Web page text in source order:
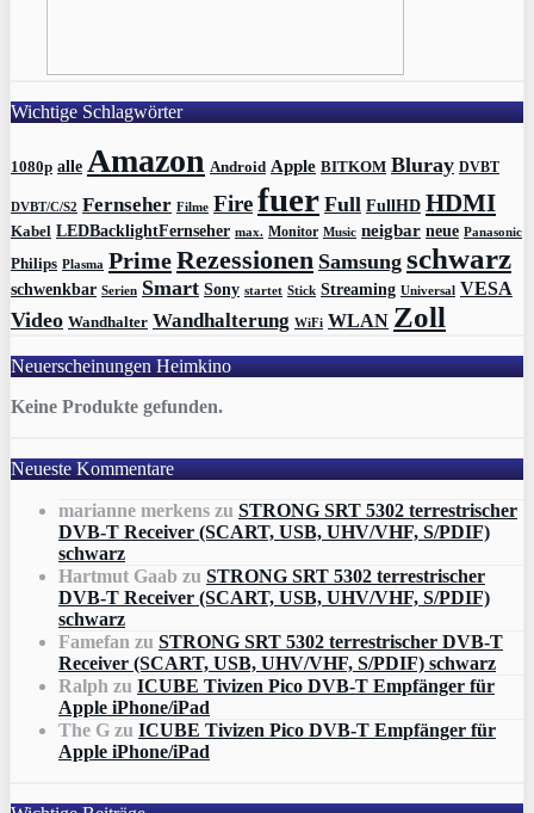
Wichtige Schlagwörter
1080p alle Amazon Android Apple BITKOM Bluray DVBT
DVBT/C/S2 Fernseher Filme Firefuer Full FullHD HDMI
Kabel LEDBacklightFernseher max. Monitor Music neigbar neue Panasonic
Philips Plasma PrimeRezessionen Samsung schwarz
schwenkbar Serien Smart Sony startet Stick Streaming Universal VESA
Video Wandhalter Wandhalterung WiFi WLAN Zoll
Neuerscheinungen Heimkino
Keine Produkte gefunden.
Neueste Kommentare
marianne merkens zu STRONG SRT 5302 terrestrischer
DVB-T Receiver (SCART, USB, UHV/VHF, S/PDIF)
schwarz
Hartmut Gaab zu STRONG SRT 5302 terrestrischer
DVB-T Receiver (SCART, USB, UHV/VHF, S/PDIF)
schwarz
Famefan zu STRONG SRT 5302 terrestrischer DVB-T
Receiver (SCART, USB, UHV/VHF, S/PDIF) schwarz
Ralph zu ICUBE Tivizen Pico DVB-T Empfänger für
Apple iPhone/iPad
The G zu ICUBE Tivizen Pico DVB-T Empfänger für
Apple iPhone/iPad